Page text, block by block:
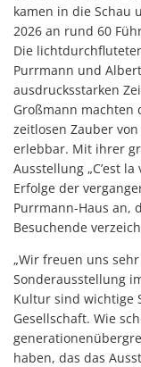
kamen in die Schau
2026 an rund 60
Die
Purrmann und
ausdrucksstarken
Großmann machten
zeitlosen Zauber
erlebbar. Mit ihrer
Ausstellung „C’est
Erfolge der
Purrmann-Haus an,
Besuchende
„Wir freuen uns
Sonderausstellung
Kultur sind wichtige
Gesellschaft. Wie
haben, das das